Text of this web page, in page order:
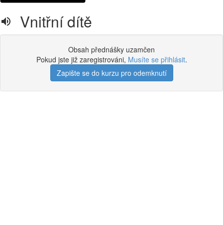
Vnitřní dítě
Obsah přednášky uzamčen
Pokud jste již zaregistrováni, Musíte se přihlásit.
Zapište se do kurzu pro odemknutí